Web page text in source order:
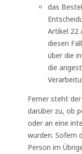
das
Artikel 22
diesen
über die
die
Ferner steht
darüber zu, ob
oder an eine
wurden. Sofern
Person im